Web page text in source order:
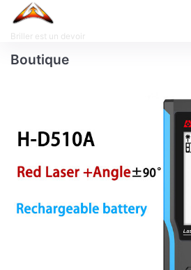
Briller est un devoir
Boutique